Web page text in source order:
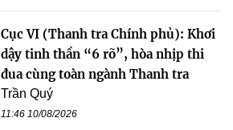
Cục VI (Thanh tra Chính phủ): Khơi
dậy tinh thần “6 rõ”, hòa nhịp thi
đua cùng toàn ngành Thanh tra
Trần Quý
11:46 10/08/2026